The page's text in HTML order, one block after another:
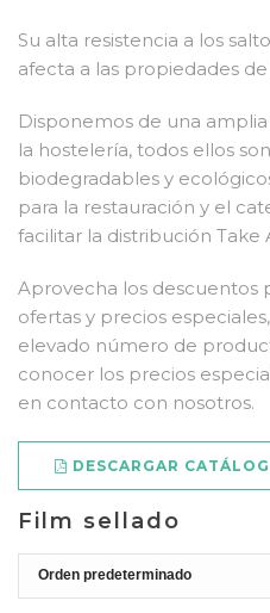
Su alta resistencia a los
afecta a las propiedades
Disponemos de una
la hostelería, todos ellos
biodegradables y
para la restauración y el
facilitar la distribución Take
Aprovecha los descuentos
ofertas y precios
elevado número de
conocer los precios
en contacto con nosotros.
DESCARGAR
Film sellado